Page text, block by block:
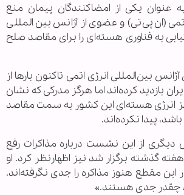
عنوان یکی از امضاکنندگان پیمان منع
(ان‌پی‌تی) و عضوی از آژانس بین المللی
به فناوری هسته‌ای را برای مقاصد صلح
آژانس بین‌المللی انرژی اتمی تاکنون بارها از
بازدید کرده‌اند اما هرگز مدرکی که نشان
انرژی هسته‌ای این کشور به سمت مقاصد
پیدا نکرده‌اند.
دیگری از این نشست درباره مذاکرات رفع
گذشته برگزار شد نیز اظهارنظر کرد. او
این مقطع هنوز مذاکره را جدی نگرفته‌اند.
چقدر جدی هستند.»